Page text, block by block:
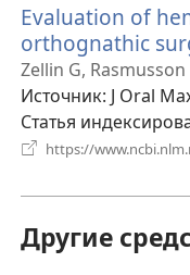
Evaluation of
orthognathic
Zellin G, Rasmusson
Источник‎: J Oral
Статья
https://
Другие